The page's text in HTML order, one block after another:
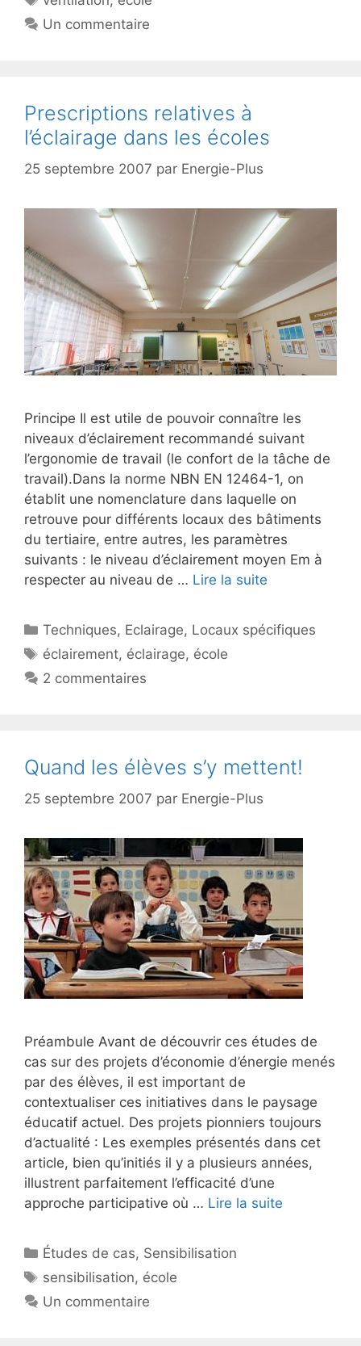
Un commentaire
Prescriptions relatives à
l’éclairage dans les écoles
25 septembre 2007 par Energie-Plus
Principe Il est utile de pouvoir connaître les
niveaux d’éclairement recommandé suivant
l’ergonomie de travail (le confort de la tâche de
travail).Dans la norme NBN EN 12464-1, on
établit une nomenclature dans laquelle on
retrouve pour différents locaux des bâtiments
du tertiaire, entre autres, les paramètres
suivants : le niveau d’éclairement moyen Em à
respecter au niveau de … Lire la suite
Catégories
Techniques, Eclairage, Locaux spécifiques
Étiquettes
éclairement, éclairage, école
2 commentaires
Quand les élèves s’y mettent!
25 septembre 2007 par Energie-Plus
Préambule Avant de découvrir ces études de
cas sur des projets d’économie d’énergie menés
par des élèves, il est important de
contextualiser ces initiatives dans le paysage
éducatif actuel. Des projets pionniers toujours
d’actualité : Les exemples présentés dans cet
article, bien qu’initiés il y a plusieurs années,
illustrent parfaitement l’efficacité d’une
approche participative où … Lire la suite
Catégories
Études de cas, Sensibilisation
Étiquettes
sensibilisation, école
Un commentaire